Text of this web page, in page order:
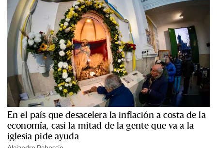
En el país que desacelera la inflación a costa de la
economía, casi la mitad de la gente que va a la
iglesia pide ayuda